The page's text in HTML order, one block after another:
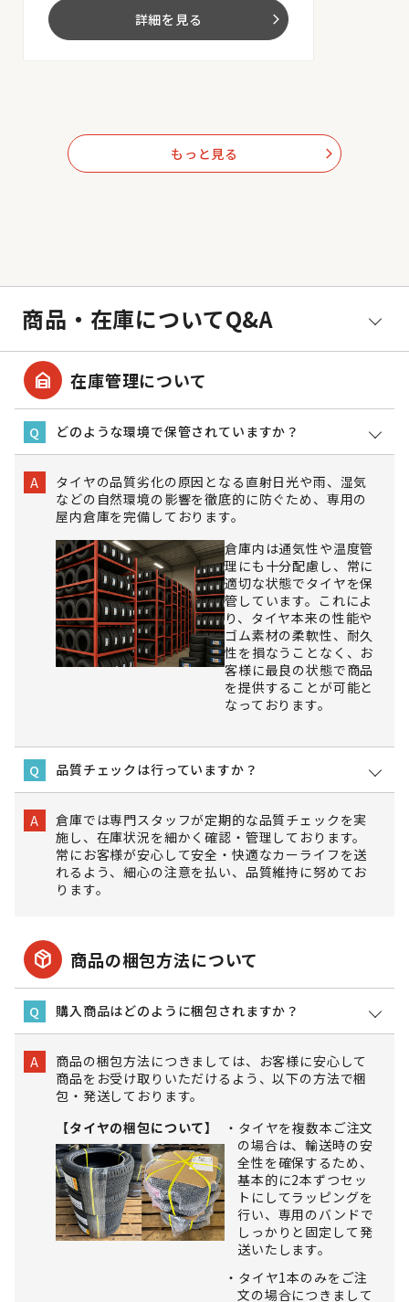
詳細を見る arrow_forward_ios
もっと見る arrow_forward_ios
商品・在庫についてQ&A
garage_home 在庫管理について
Q どのような環境で保管されていますか？
A
タイヤの品質劣化の原因となる直射日光や雨、湿気
などの自然環境の影響を徹底的に防ぐため、専用の
屋内倉庫を完備しております。
倉庫内は通気性や温度管
理にも十分配慮し、常に
適切な状態でタイヤを保
管しています。これによ
り、タイヤ本来の性能や
ゴム素材の柔軟性、耐久
性を損なうことなく、お
客様に最良の状態で商品
を提供することが可能と
なっております。
Q 品質チェックは行っていますか？
A
倉庫では専門スタッフが定期的な品質チェックを実
施し、在庫状況を細かく確認・管理しております。
常にお客様が安心して安全・快適なカーライフを送
れるよう、細心の注意を払い、品質維持に努めてお
ります。
package_2 商品の梱包方法について
Q 購入商品はどのように梱包されますか？
A
商品の梱包方法につきましては、お客様に安心して
商品をお受け取りいただけるよう、以下の方法で梱
包・発送しております。
【タイヤの梱包について】
タイヤを複数本ご注文
の場合は、輸送時の安
全性を確保するため、
基本的に2本ずつセッ
トにしてラッピングを
行い、専用のバンドで
しっかりと固定して発
送いたします。
タイヤ1本のみをご注
文の場合につきまして